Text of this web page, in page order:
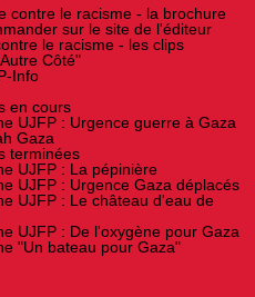
contre le racisme - la brochure
sur le site de l'éditeur
le racisme - les clips
Côté"
Info
en cours
UJFP : Urgence guerre à Gaza
Gaza
terminées
UJFP : La pépinière
UJFP : Urgence Gaza déplacés
UJFP : Le château d'eau de
UJFP : De l'oxygène pour Gaza
"Un bateau pour Gaza"